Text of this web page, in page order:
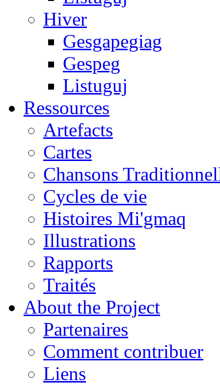
Hiver
Gesgapegiag
Gespeg
Listuguj
Ressources
Artefacts
Cartes
Chansons
Cycles de vie
Histoires Mi'gmaq
Illustrations
Rapports
Traités
About the Project
Partenaires
Comment contribuer
Liens